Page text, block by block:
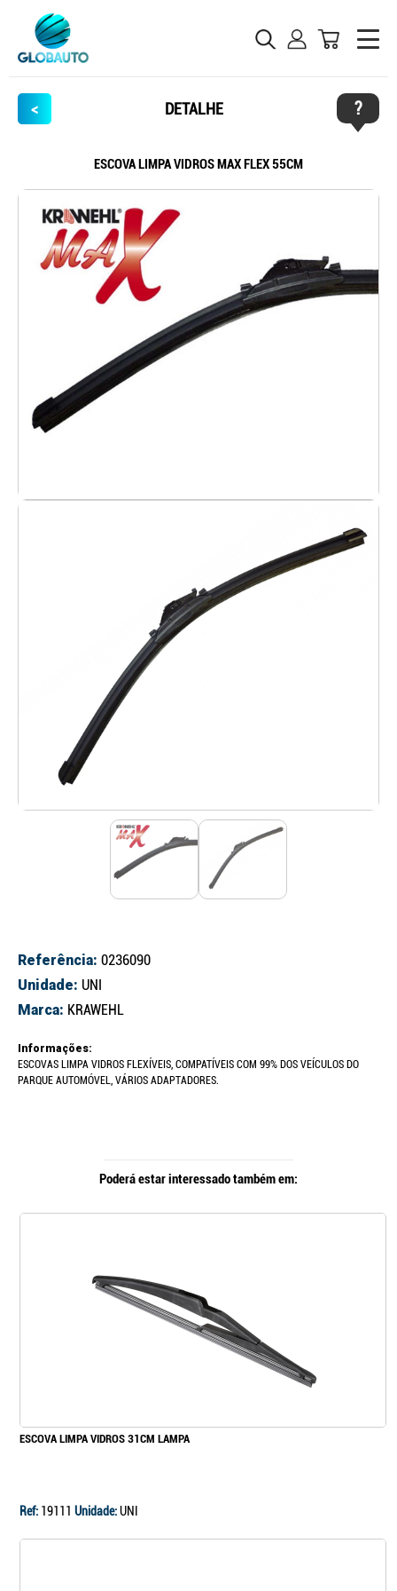
< DETALHE ?
ESCOVA LIMPA VIDROS MAX FLEX 55CM
Referência: 0236090
Unidade: UNI
Marca: KRAWEHL
Informações:
ESCOVAS LIMPA VIDROS FLEXÍVEIS, COMPATÍVEIS COM 99% DOS VEÍCULOS DO
PARQUE AUTOMÓVEL, VÁRIOS ADAPTADORES.
Poderá estar interessado também em:
ESCOVA LIMPA VIDROS 31CM LAMPA
Ref: 19111 Unidade:UNI